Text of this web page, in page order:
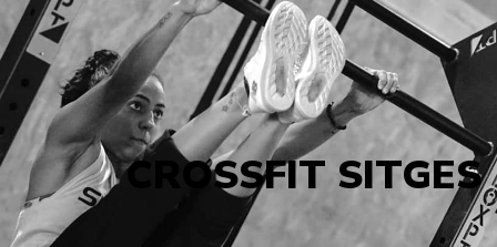
CROSSFIT SITGES